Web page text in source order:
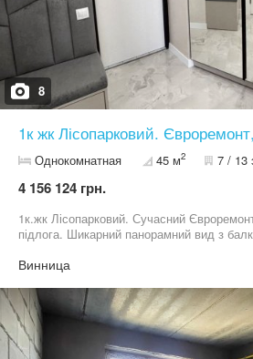
8
1к жк Лісопарковий.
Однокомнатная 45 м2 7 / 13
4 156 124 грн.
1к.жк Лісопарковий. Сучасний
підлога. Шикарний панорамний вид з
Винница